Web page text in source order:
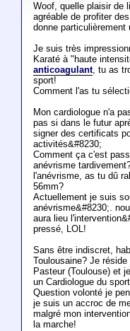
Woof, quelle plaisir de
agréable de profiter
donne particulièrement
Je suis très
Karaté à "haute
anticoagulant, tu as
sport!
Comment l'as tu
Mon cardiologue n'a
pas si dans le futur
signer des certificats
activités&#8230;
Comment ça c'est
anévrisme
l'anévrisme, as tu dû
56mm?
Actuellement je suis
anévrisme&#8230;.
aura lieu
pressé, LOL!
Sans être indiscret,
Toulousaine? Je
Pasteur (Toulouse) et
un Cardiologue du
Question volonté je
je suis un accroc de
malgré mon
la marche!